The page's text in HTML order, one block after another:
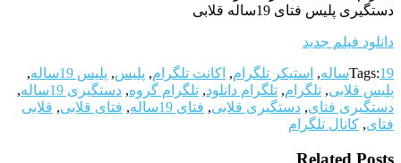
دستگیری پلیس فتای 19ساله قلابی
دانلود فیلم جدید
Tags:19ساله , استیکر تلگرام, اکانت تلگرام, پلیس, پلیس 19ساله
,
پلیس قلابی, تلگرام, تلگرام دانلود, تلگرام گروه, دستگیری 19ساله
,
دستگیری فتای, دستگیری قلابی, فتای 19ساله , فتای قلابی, قلابی
فتای, کانال تلگرام
Related Posts